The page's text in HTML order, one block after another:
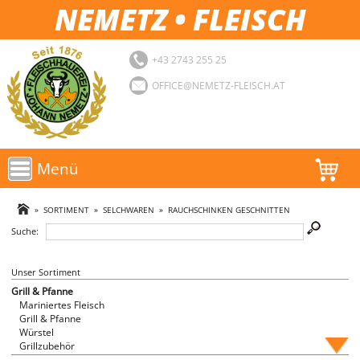
NEMETZ • FLEISCH
+43 2743 255 25
OFFICE@NEMETZ-FLEISCH.AT
Menü
AKTIONEN
SORTIMENT
LOGIN
FAVORITEN
» SORTIMENT» SELCHWAREN » RAUCHSCHINKEN GESCHNITTEN
Suche:
Unser Sortiment
Grill & Pfanne
Mariniertes Fleisch
Grill & Pfanne
Würstel
Grillzubehör